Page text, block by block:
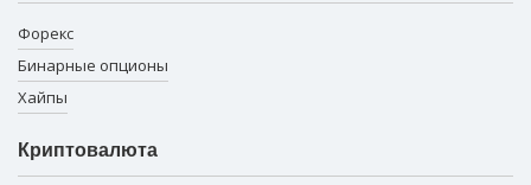
Форекс
Бинарные опционы
Хайпы
Криптовалюта